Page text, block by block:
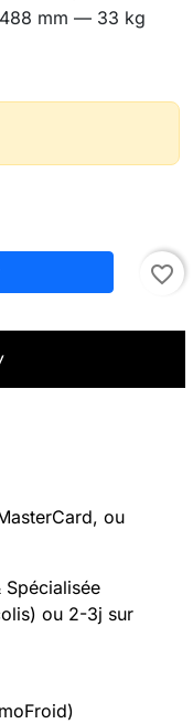
mm — 33 kg
favorite_border
ou
Spécialisée
ou 2-3j sur